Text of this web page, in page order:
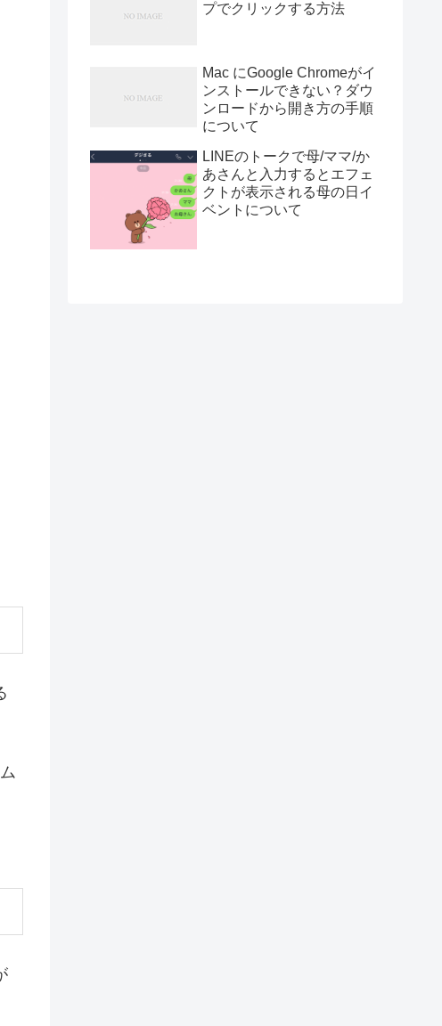
プでクリックする方法
Mac にGoogle Chromeがイ
ンストールできない？ダウ
ンロードから開き方の手順
について
LINEのトークで母/ママ/か
あさんと入力するとエフェ
クトが表示される母の日イ
ベントについて